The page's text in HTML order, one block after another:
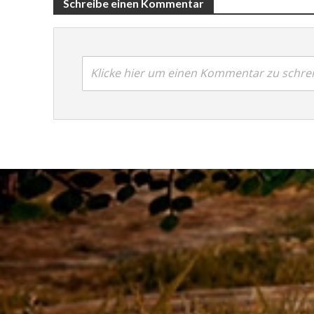
Schreibe einen Kommentar
Klicke hier um einen Kommentar zu